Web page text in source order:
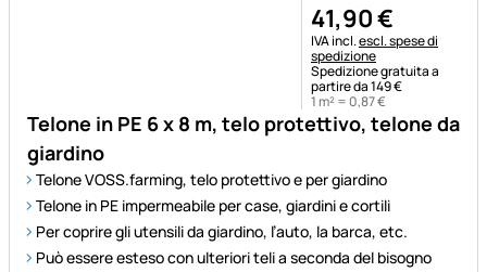
Telone in PE 6 x 8 m, telo protettivo, telone da
giardino
Telone VOSS.farming, telo protettivo e per giardino
Telone in PE impermeabile per case, giardini e cortili
Per coprire gli utensili da giardino, l’auto, la barca, etc.
Può essere esteso con ulteriori teli a seconda del bisogno
41,90€
Informazioni fiscali:
IVA incl.escl. spese di
spedizione
Spedizione gratuita a
partire da 149 €
1 m² = 0,87€